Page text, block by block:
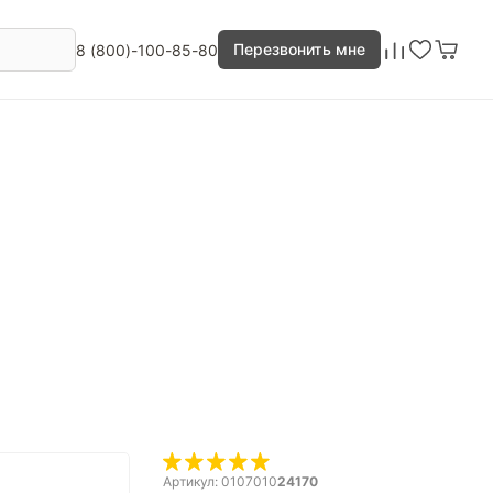
8 (800)-100-85-80 Перезвонить мне
Артикул: 010701024170